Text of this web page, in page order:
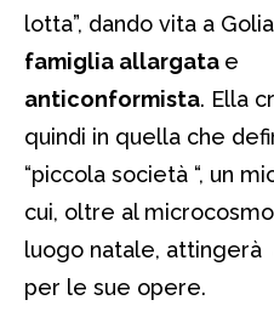
lotta”, dando vita a
famiglia allargata e
anticonformista. Ella
quindi in quella che
“piccola società “, un
cui, oltre al
luogo natale, attingerà
per le sue opere.